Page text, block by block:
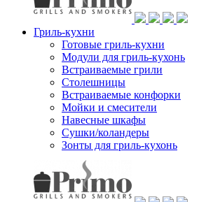
Гриль-кухни
Готовые гриль-кухни
Модули для гриль-кухонь
Встраиваемые грили
Столешницы
Встраиваемые конфорки
Мойки и смесители
Навесные шкафы
Сушки/коландеры
Зонты для гриль-кухонь